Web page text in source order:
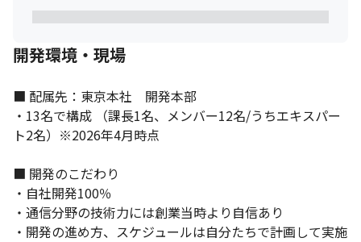
開発環境・現場
■ 配属先：東京本社　開発本部
・13名で構成 （課長1名、メンバー12名/うちエキスパー
ト2名）※2026年4月時点
■ 開発のこだわり
・自社開発100％
・通信分野の技術力には創業当時より自信あり
・開発の進め方、スケジュールは自分たちで計画して実施